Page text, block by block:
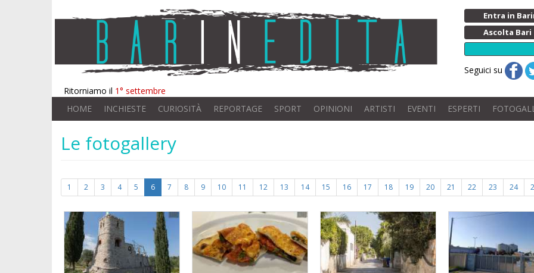
Ritorniamo il 1° settembre
Entra in
Ascolta
Seguici su
HOME INCHIESTE CURIOSITÀ REPORTAGE SPORT OPINIONI ARTISTI EVENTI ESPERTI
Le fotogallery
1 2 3 4 5 6 7 8 9 10 11 12 13 14 15 16 17 18 19 20 21 22 23 24